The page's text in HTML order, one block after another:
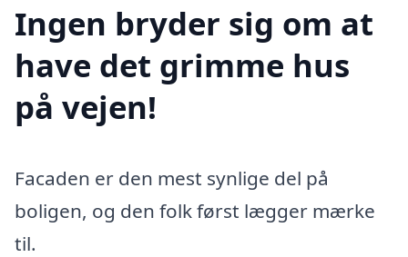
Ingen bryder sig om at
have det grimme hus
på vejen!
Facaden er den mest synlige del på
boligen, og den folk først lægger mærke
til.